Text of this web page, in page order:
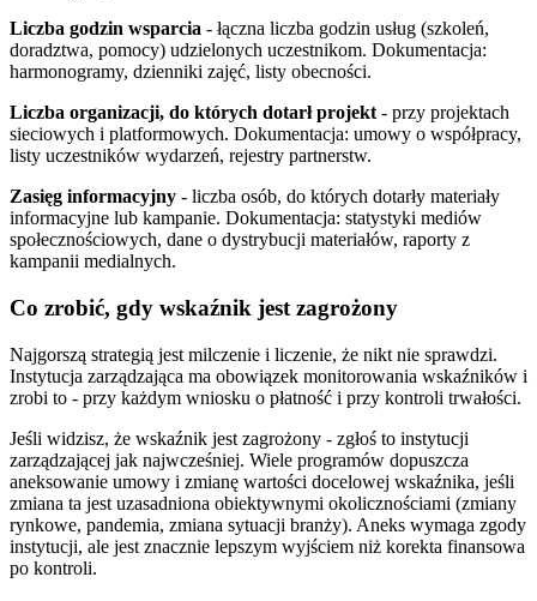
Liczba godzin wsparcia - łączna liczba godzin usług (szkoleń,
doradztwa, pomocy) udzielonych uczestnikom. Dokumentacja:
harmonogramy, dzienniki zajęć, listy obecności.
Liczba organizacji, do których dotarł projekt - przy projektach
sieciowych i platformowych. Dokumentacja: umowy o współpracy,
listy uczestników wydarzeń, rejestry partnerstw.
Zasięg informacyjny - liczba osób, do których dotarły materiały
informacyjne lub kampanie. Dokumentacja: statystyki mediów
społecznościowych, dane o dystrybucji materiałów, raporty z
kampanii medialnych.
Co zrobić, gdy wskaźnik jest zagrożony
Najgorszą strategią jest milczenie i liczenie, że nikt nie sprawdzi.
Instytucja zarządzająca ma obowiązek monitorowania wskaźników i
zrobi to - przy każdym wniosku o płatność i przy kontroli trwałości.
Jeśli widzisz, że wskaźnik jest zagrożony - zgłoś to instytucji
zarządzającej jak najwcześniej. Wiele programów dopuszcza
aneksowanie umowy i zmianę wartości docelowej wskaźnika, jeśli
zmiana ta jest uzasadniona obiektywnymi okolicznościami (zmiany
rynkowe, pandemia, zmiana sytuacji branży). Aneks wymaga zgody
instytucji, ale jest znacznie lepszym wyjściem niż korekta finansowa
po kontroli.